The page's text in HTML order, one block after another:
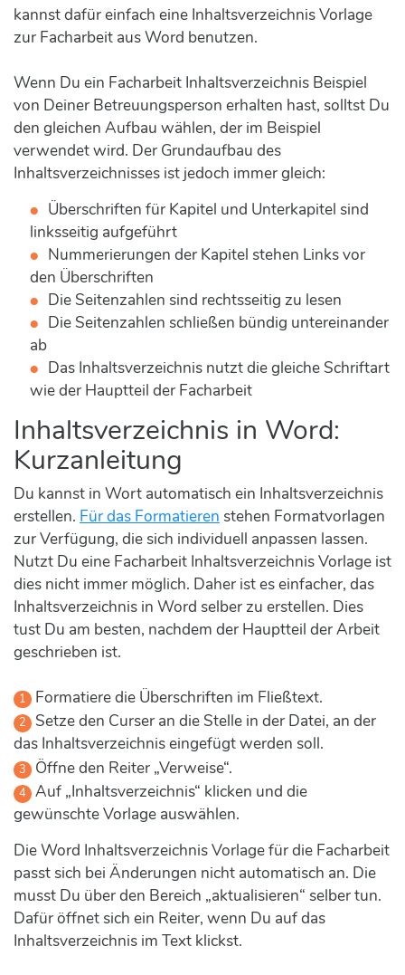
kannst dafür einfach eine Inhaltsverzeichnis Vorlage
zur Facharbeit aus Word benutzen.
Wenn Du ein Facharbeit Inhaltsverzeichnis Beispiel
von Deiner Betreuungsperson erhalten hast, solltst Du
den gleichen Aufbau wählen, der im Beispiel
verwendet wird. Der Grundaufbau des
Inhaltsverzeichnisses ist jedoch immer gleich:
Überschriften für Kapitel und Unterkapitel sind
linksseitig aufgeführt
Nummerierungen der Kapitel stehen Links vor
den Überschriften
Die Seitenzahlen sind rechtsseitig zu lesen
Die Seitenzahlen schließen bündig untereinander
ab
Das Inhaltsverzeichnis nutzt die gleiche Schriftart
wie der Hauptteil der Facharbeit
Inhaltsverzeichnis in Word:
Kurzanleitung
Du kannst in Wort automatisch ein Inhaltsverzeichnis
erstellen. Für das Formatieren stehen Formatvorlagen
zur Verfügung, die sich individuell anpassen lassen.
Nutzt Du eine Facharbeit Inhaltsverzeichnis Vorlage ist
dies nicht immer möglich. Daher ist es einfacher, das
Inhaltsverzeichnis in Word selber zu erstellen. Dies
tust Du am besten, nachdem der Hauptteil der Arbeit
geschrieben ist.
Formatiere die Überschriften im Fließtext.
Setze den Curser an die Stelle in der Datei, an der
das Inhaltsverzeichnis eingefügt werden soll.
Öffne den Reiter „Verweise“.
Auf „Inhaltsverzeichnis“ klicken und die
gewünschte Vorlage auswählen.
Die Word Inhaltsverzeichnis Vorlage für die Facharbeit
passt sich bei Änderungen nicht automatisch an. Die
musst Du über den Bereich „aktualisieren“ selber tun.
Dafür öffnet sich ein Reiter, wenn Du auf das
Inhaltsverzeichnis im Text klickst.